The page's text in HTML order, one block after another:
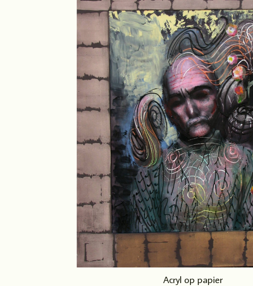
Acryl op papier